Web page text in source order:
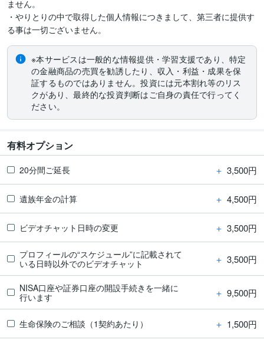
ません。
・やりとりの中で取得した個人情報につきまして、第三者に提供す
る事は一切ございません。
※本サービスは一般的な情報提供・学習支援であり、特定
の金融商品の売買を勧誘したり、収入・利益・成果を保
証するものではありません。投資には元本割れ等のリス
クがあり、最終的な投資判断はご自身の責任で行ってく
ださい。
有料オプション
20分間ご延長 ＋ 3,500円
遺族年金の計算 ＋ 4,500円
ビデオチャット日時の変更 ＋ 3,500円
プロフィールの“スケジュール”に記載されて
いる日時以外でのビデオチャット
＋ 3,500円
NISA口座や証券口座の開設手続きを一緒に
行います
＋ 9,500円
生命保険のご相談（1契約あたり） ＋ 1,500円